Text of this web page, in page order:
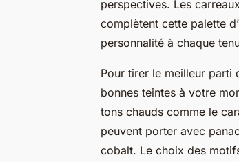
perspectives. Les
complètent cette palette
personnalité à chaque
Pour tirer le meilleur parti
bonnes teintes à votre
tons chauds comme le
peuvent porter avec
cobalt. Le choix des